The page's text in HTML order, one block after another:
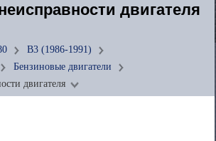
двигателя
B3 (1986-1991)
Бензиновые двигатели
двигателя